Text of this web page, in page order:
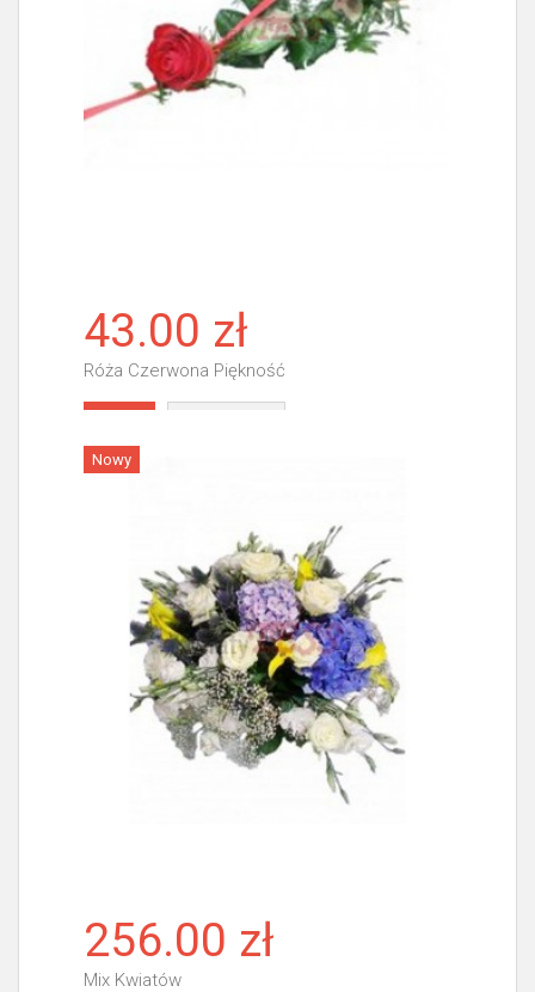
43.00 zł
Róża Czerwona Piękność
Nowy
256.00 zł
Mix Kwiatów